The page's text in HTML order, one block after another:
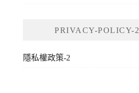
PRIVACY-POLICY-2
隱私權政策-2